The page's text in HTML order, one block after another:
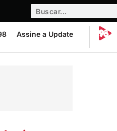
Assine a Update